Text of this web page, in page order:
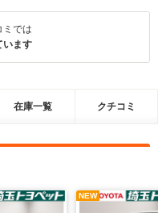
ミでは
います
在庫一覧 クチコミ
NEW